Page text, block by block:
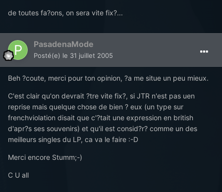
de toutes fa?ons, on sera vite fix?...
PasadenaMode
Posté(e) le 31 juillet 2005
Beh ?coute, merci pour ton opinion, ?a me situe un peu mieux.
C'est clair qu'on devrait ?tre vite fix?, si JTR n'est pas uen
reprise mais quelque chose de bien ? eux (un type sur
frenchviolation disait que c'?tait une expression en british
d'apr?s ses souvenirs) et qu'il est consid?r? comme un des
meilleurs singles du LP, ca va le faire :-D
Merci encore Stumm;-)
C U all